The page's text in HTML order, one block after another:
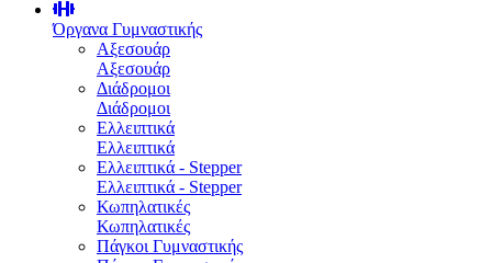
Όργανα Γυμναστικής
Αξεσουάρ
Αξεσουάρ
Διάδρομοι
Διάδρομοι
Ελλειπτικά
Ελλειπτικά
Ελλειπτικά - Stepper
Ελλειπτικά - Stepper
Κωπηλατικές
Κωπηλατικές
Πάγκοι Γυμναστικής